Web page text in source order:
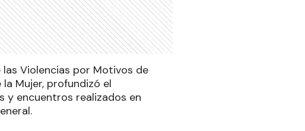
Violencias por Motivos de
Mujer, profundizó el
encuentros realizados en